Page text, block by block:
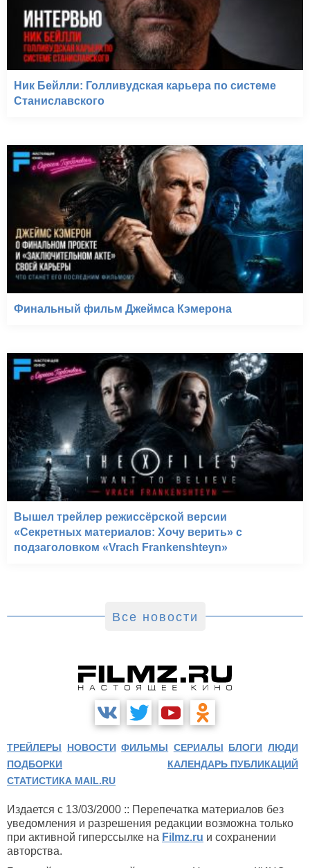
Ник Бейлли: Голливудская карьера по системе
Станиславского
Финальный фильм Джеймса Кэмерона
Вышел трейлер режиссёрской версии
«Секретных материалов: Хочу верить» с
подзаголовком «Vrach Frankenshteyn»
Все новости
ТРЕЙЛЕРЫ НОВОСТИ ФИЛЬМЫ СЕРИАЛЫ БЛОГИ ЛЮДИ
ПОДБОРКИ
КАЛЕНДАРЬ ПУБЛИКАЦИЙ
СТАТИСТИКА MAIL.RU
Издается с 13/03/2000 :: Перепечатка материалов без
уведомления и разрешения редакции возможна только
при активной гиперссылке на Filmz.ru и сохранении
авторства.